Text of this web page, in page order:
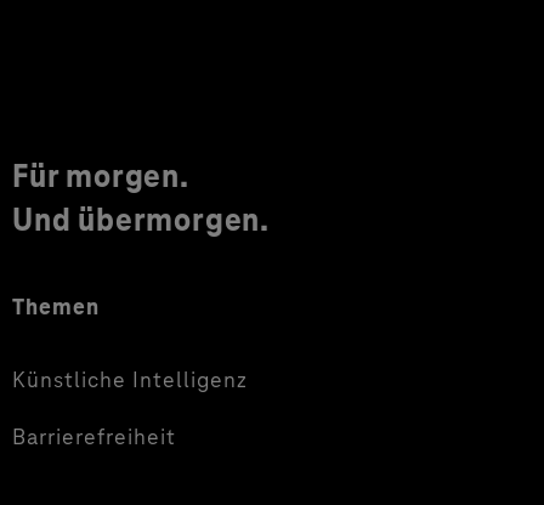
Für morgen.
Und übermorgen.
Themen
Künstliche Intelligenz
Barrierefreiheit